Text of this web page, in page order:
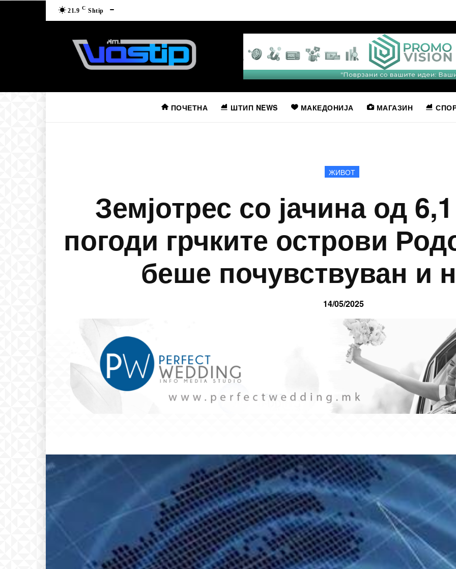
21.9 C Shtip
ПОЧЕТНА ШТИП NEWS МАКЕДОНИЈА МАГАЗИН
ЖИВОТ
Земјотрес со јачина од
погоди грчките острови
беше почувствуван и
14/05/2025